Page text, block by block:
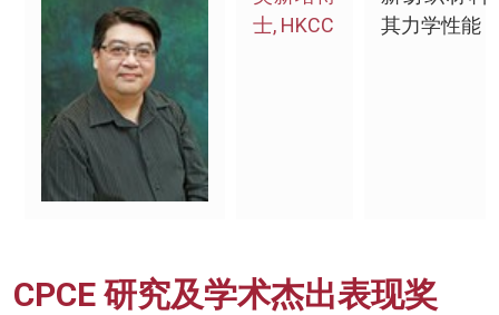
士, HKCC
其力学性能
CPCE 研究及学术杰出表现奖